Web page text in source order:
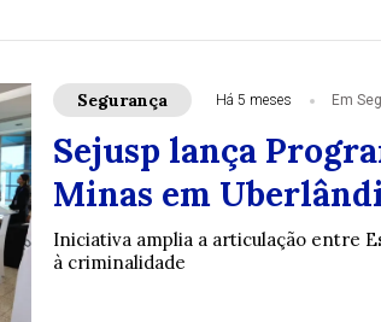
Segurança Há 5 meses Em
Sejusp lança
Minas em
Iniciativa amplia a articulação entre
à criminalidade